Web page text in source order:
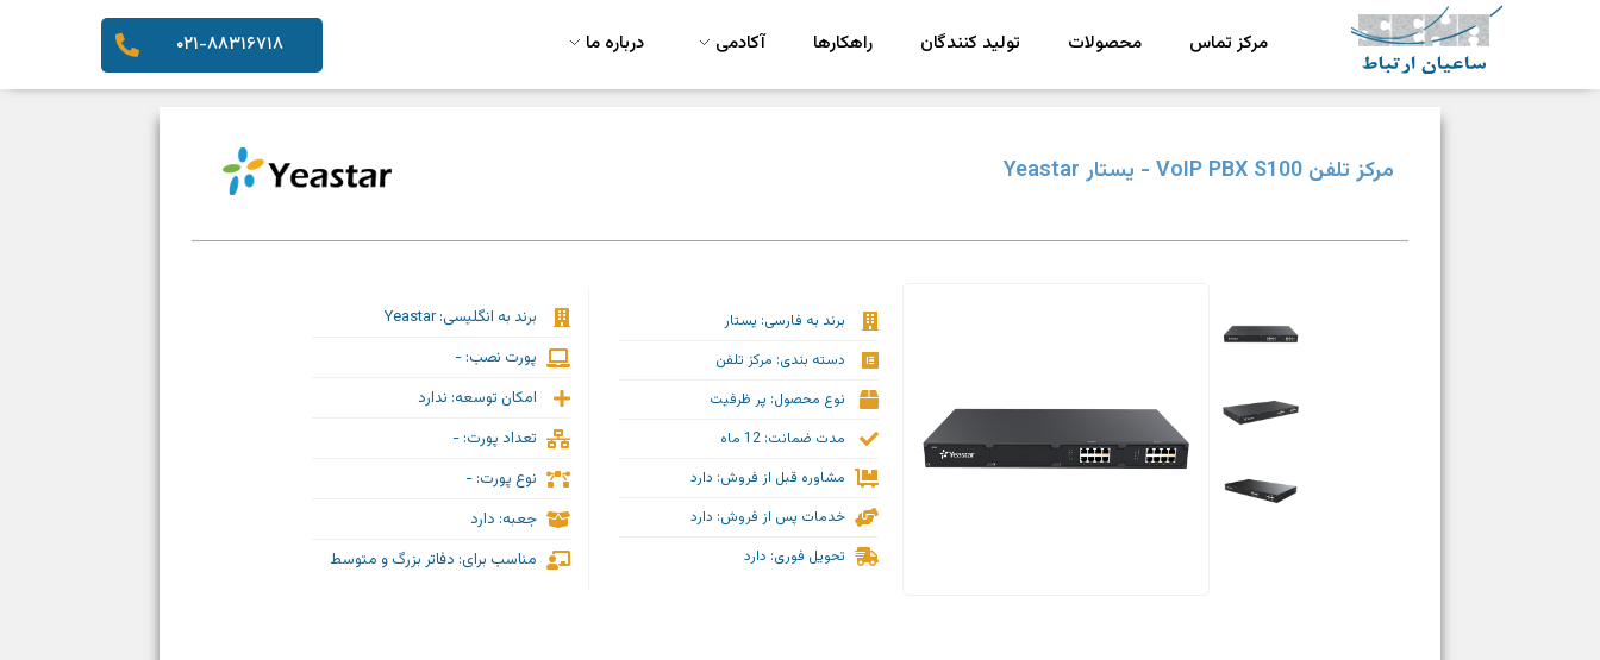
ش
رکت ساعیان ارتباط آینده پیشرو یکپارچگی و امنیت در ارتباط
مرکز تماس محصولات تولید کنندگان راهکارها آکادمی درباره ما ۰۲۱-۸۸۳۱۶۷۱۸
مرکز تلفن VoIP PBX S100 - یستار Yeastar
برند به فارسی: یستار
دسته بندی: مرکز تلفن
نوع محصول: پر ظرفیت
مدت ضمانت: 12 ماه
مشاوره قبل از فروش: دارد
خدمات پس از فروش: دارد
تحویل فوری: دارد
برند به انگلیسی: Yeastar
پورت نصب: -
امکان توسعه: ندارد
تعداد پورت: -
نوع پورت: -
جعبه: دارد
مناسب برای: دفاتر بزرگ و متوسط